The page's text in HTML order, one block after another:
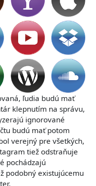
ľudia budú mať
klepnutím na správu,
ignorované
budú mať potom
verejný pre všetkých,
tiež odstraňuje
pochádzajú
podobný existujúcemu